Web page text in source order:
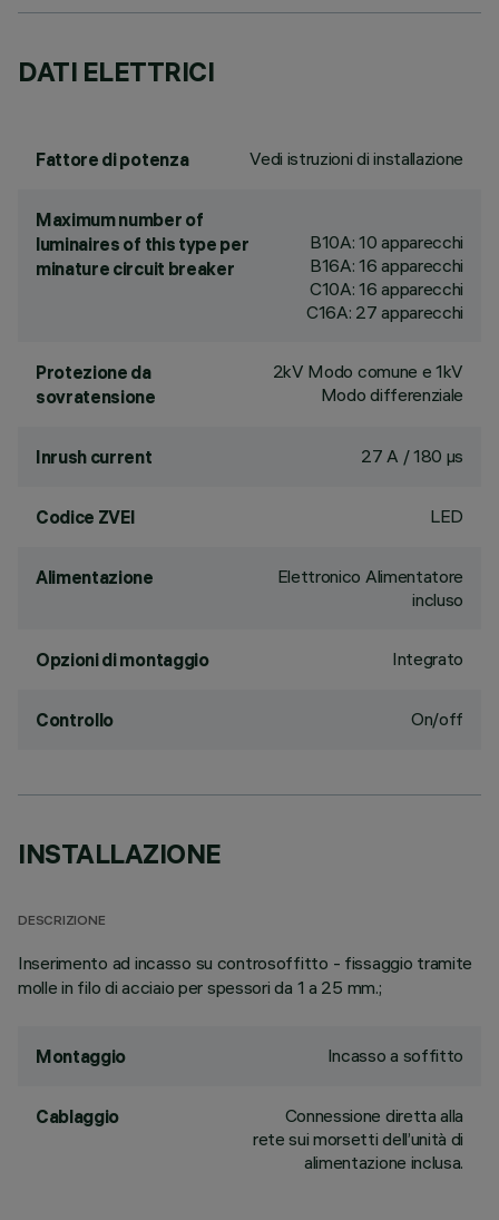
DATI ELETTRICI
Fattore di potenza Vedi istruzioni di installazione
Maximum number of
luminaires of this type per
minature circuit breaker
B10A: 10 apparecchi
B16A: 16 apparecchi
C10A: 16 apparecchi
C16A: 27 apparecchi
Protezione da
sovratensione
2kV Modo comune e 1kV
Modo differenziale
Inrush current 27 A / 180 µs
Codice ZVEI LED
Alimentazione
Elettronico Alimentatore
incluso
Opzioni di montaggio Integrato
Controllo On/off
INSTALLAZIONE
DESCRIZIONE
Inserimento ad incasso su controsoffitto - fissaggio tramite
molle in filo di acciaio per spessori da 1 a 25 mm.;
Montaggio Incasso a soffitto
Cablaggio
Connessione diretta alla
rete sui morsetti dell’unità di
alimentazione inclusa.